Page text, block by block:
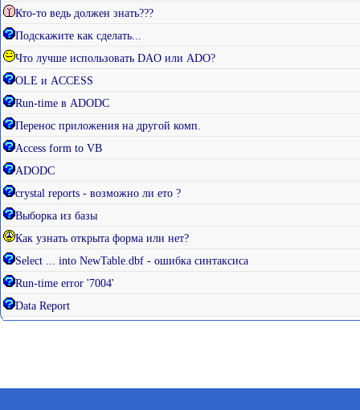
Кто-то ведь должен знать???
Подскажите как сделать...
Что лучше использовать DAO или ADO?
OLE и ACCESS
Run-time в ADODC
Перенос приложения на другой комп.
Access form to VB
ADODC
crystal reports - возможно ли ето ?
Выборка из базы
Как узнать открыта форма или нет?
Select ... into NewTable.dbf - ошибка синтаксиса
Run-time error '7004'
Data Report